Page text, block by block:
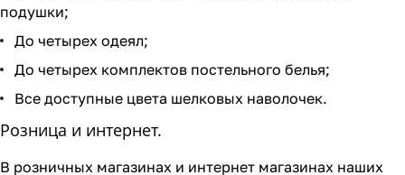
подушки;
До четырех одеял;
До четырех комплектов постельного белья;
Все доступные цвета шелковых наволочек.
Розница и интернет.
В розничных магазинах и интернет магазинах наших